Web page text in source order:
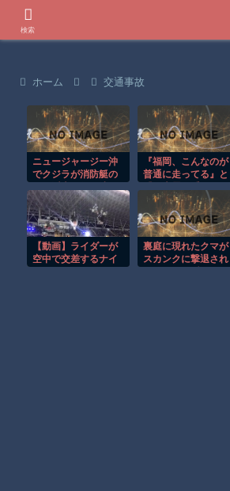
ホーム 交通事故
ニュージャージー沖
でクジラが消防艇の
衝撃映像！！
『福岡、こんなのが
普通に走ってる』と
最盛期へ、韓国人か
らも心配される』ほ
か 8/6 ネタ
【動画】ライダーが
空中で交差するナイ
裏庭に現れたクマが
スカンクに撃退され
検索